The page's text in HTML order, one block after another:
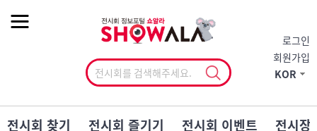
로그인
회원가입
KOR
전시회 찾기 전시회 즐기기 전시회 이벤트 전시장